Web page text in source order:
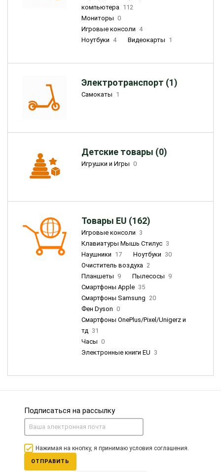
компьютера 112
Мониторы 0
Игровые консоли 4
Ноутбуки 4 Видеокарты 1
Электротранспорт (1)
Самокаты 1
Детские товары (0)
Игрушки и Игры 0
Товары EU (162)
Игровые консоли 3
Клавиатуры Мышь Стилус 3
Наушники 17 Ноутбуки 30
Очиститель воздуха 2
Планшеты 9 Пылесосы 9
Смартфоны Apple 35
Смартфоны Samsung 20
Фен Dyson 0
Смартфоны OnePlus/Pixel/Unigerz и
тд 31
Часы 0
Электронные книги EU 3
Подписаться на рассылку
Нажимая на кнопку, я принимаю условия соглашения.
ОТПРАВИТЬ